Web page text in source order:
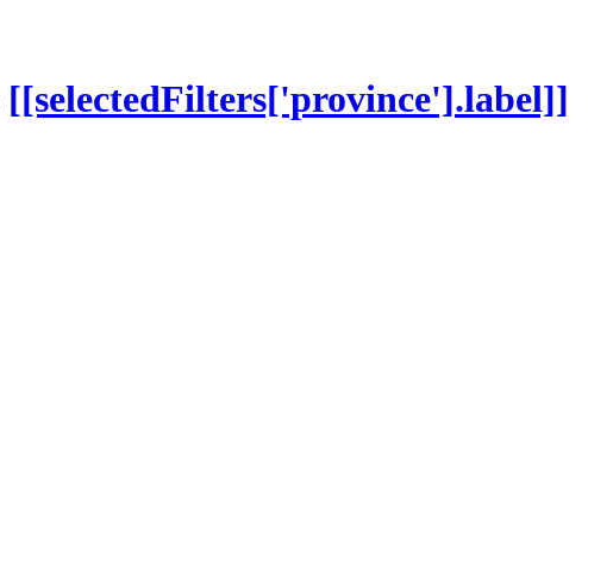
[[selectedFilters['province'].label]]